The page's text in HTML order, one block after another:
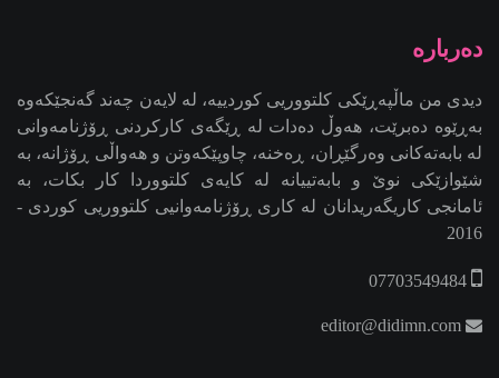
دیدی من ماڵپەڕێکی کلتووریی کوردییە، لە لایەن چەند گەنجێكه‌وه‌
بەڕێوە دەبرێت، هەوڵ دەدات لە ڕێگەی کارکردنی ڕۆژنامەوانی
لە بابەتەکانی وەرگێڕان، ڕەخنە، چاوپێکەوتن و هەواڵی ڕۆژانە، بە
شێوازێکی نوێ و بابەتییانە لە کایەی کلتووردا کار بکات، بە
ئامانجی کاریگەریدانان لە کاری ڕۆژنامەوانیی کلتووریی کوردی -
2016
07703549484
editor@didimn.com